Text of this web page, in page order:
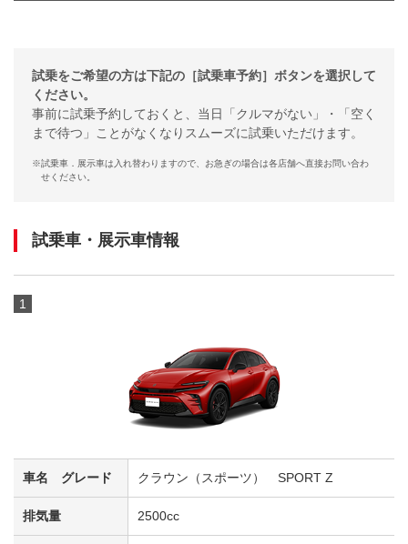
試乗をご希望の方は下記の［試乗車予約］ボタンを選択して
ください。
事前に試乗予約しておくと、当日「クルマがない」・「空く
まで待つ」ことがなくなりスムーズに試乗いただけます。
※試乗車．展示車は入れ替わりますので、お急ぎの場合は各店舗へ直接お問い合わ
せください。
試乗車・展示車情報
1
クラウン（スポーツ） SPORT Z
2500cc